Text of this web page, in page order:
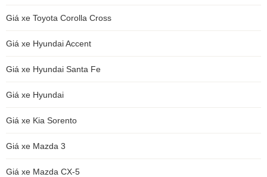
Giá xe Toyota Corolla Cross
Giá xe Hyundai Accent
Giá xe Hyundai Santa Fe
Giá xe Hyundai
Giá xe Kia Sorento
Giá xe Mazda 3
Giá xe Mazda CX-5